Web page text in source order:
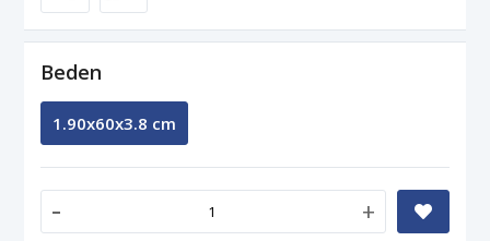
Beden
1.90x60x3.8 cm
- +